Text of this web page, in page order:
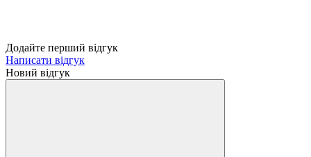
Додайте перший відгук
Написати відгук
Новий відгук